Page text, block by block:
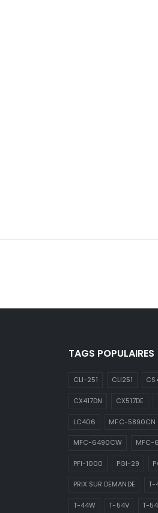
TAGS POPULAIRES
CLI-251 CLI251
CX417DN CX517DE
LC406 MFC-5890CN
MFC-6490CW MFC-
PFI-1000 PGI-29
PRIX SUR DEMANDE T-
T-44W T-54V T-